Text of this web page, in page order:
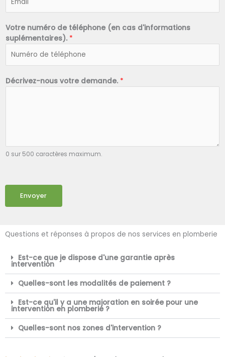
Votre numéro de téléphone (en cas d'informations
suplémentaires). *
Décrivez-nous votre demande. *
0 sur 500 caractères maximum.
Envoyer
Questions et réponses à propos de nos services en plomberie
Est-ce que je dispose d'une garantie après
intervention
Quelles-sont les modalités de paiement ?
Est-ce qu'il y a une majoration en soirée pour une
intervention en plomberie ?
Quelles-sont nos zones d'intervention ?